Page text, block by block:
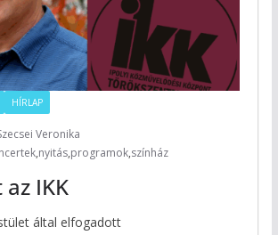
HÍRLAP
Veronika
,nyitás,programok,színház
IKK
által elfogadott